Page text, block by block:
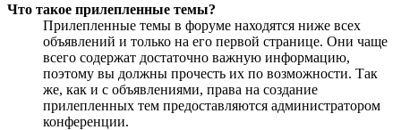
Что такое прилепленные темы?
Прилепленные темы в форуме находятся ниже всех
объявлений и только на его первой странице. Они чаще
всего содержат достаточно важную информацию,
поэтому вы должны прочесть их по возможности. Так
же, как и с объявлениями, права на создание
прилепленных тем предоставляются администратором
конференции.